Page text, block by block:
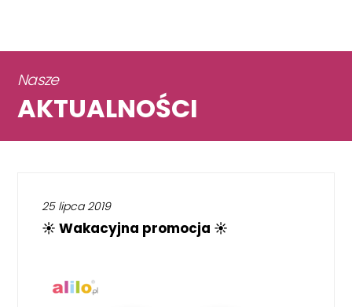
Nasze
AKTUALNOŚCI
25 lipca 2019
☀️ Wakacyjna promocja ☀️